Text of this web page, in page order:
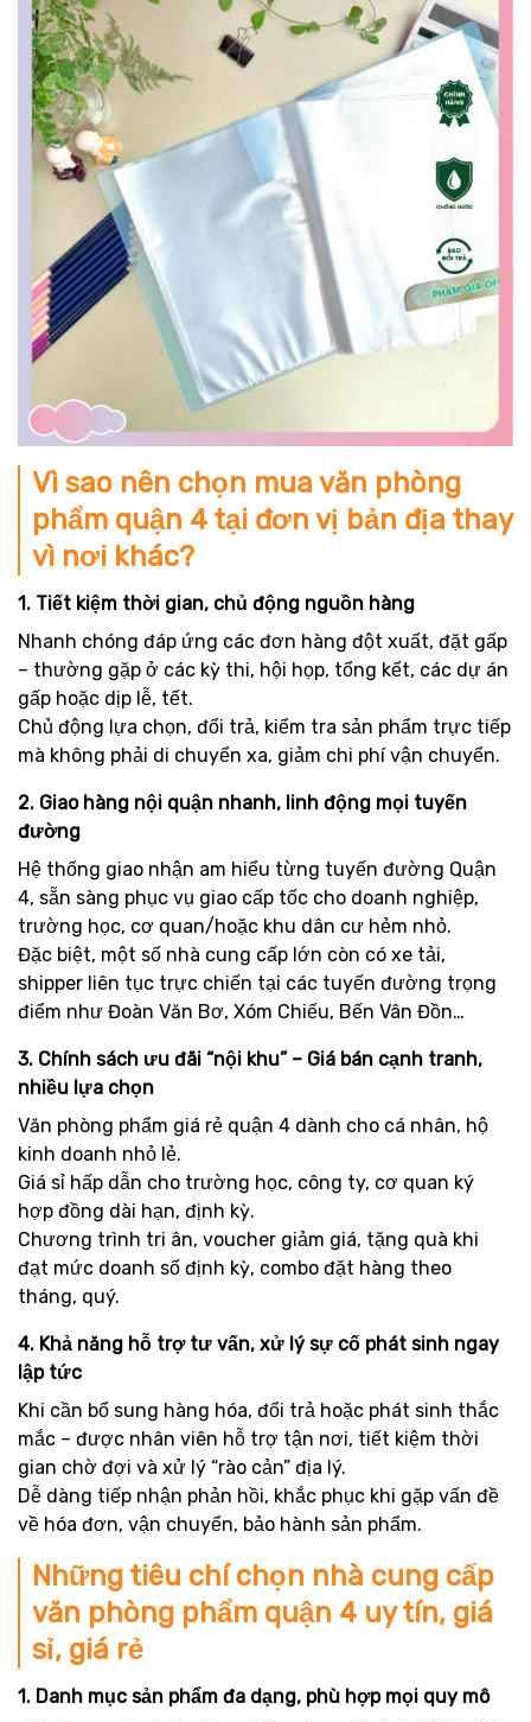
Vì sao nên chọn mua văn phòng
phẩm quận 4 tại đơn vị bản địa thay
vì nơi khác?
1. Tiết kiệm thời gian, chủ động nguồn hàng
Nhanh chóng đáp ứng các đơn hàng đột xuất, đặt gấp
– thường gặp ở các kỳ thi, hội họp, tổng kết, các dự án
gấp hoặc dịp lễ, tết.
Chủ động lựa chọn, đổi trả, kiểm tra sản phẩm trực tiếp
mà không phải di chuyển xa, giảm chi phí vận chuyển.
2. Giao hàng nội quận nhanh, linh động mọi tuyến
đường
Hệ thống giao nhận am hiểu từng tuyến đường Quận
4, sẵn sàng phục vụ giao cấp tốc cho doanh nghiệp,
trường học, cơ quan/hoặc khu dân cư hẻm nhỏ.
Đặc biệt, một số nhà cung cấp lớn còn có xe tải,
shipper liên tục trực chiến tại các tuyến đường trọng
điểm như Đoàn Văn Bơ, Xóm Chiếu, Bến Vân Đồn…
3. Chính sách ưu đãi “nội khu” – Giá bán cạnh tranh,
nhiều lựa chọn
Văn phòng phẩm giá rẻ quận 4 dành cho cá nhân, hộ
kinh doanh nhỏ lẻ.
Giá sỉ hấp dẫn cho trường học, công ty, cơ quan ký
hợp đồng dài hạn, định kỳ.
Chương trình tri ân, voucher giảm giá, tặng quà khi
đạt mức doanh số định kỳ, combo đặt hàng theo
tháng, quý.
4. Khả năng hỗ trợ tư vấn, xử lý sự cố phát sinh ngay
lập tức
Khi cần bổ sung hàng hóa, đổi trả hoặc phát sinh thắc
mắc – được nhân viên hỗ trợ tận nơi, tiết kiệm thời
gian chờ đợi và xử lý “rào cản” địa lý.
Dễ dàng tiếp nhận phản hồi, khắc phục khi gặp vấn đề
về hóa đơn, vận chuyển, bảo hành sản phẩm.
Những tiêu chí chọn nhà cung cấp
văn phòng phẩm quận 4 uy tín, giá
sỉ, giá rẻ
1. Danh mục sản phẩm đa dạng, phù hợp mọi quy mô